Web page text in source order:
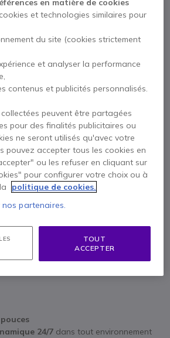
€
support de sol FL50-550BL1
€
(258,96 €) Afficher plus
24/7 dans tout environnement
en matière de cookies
et technologies similaires pour
du site (cookies strictement
et analyser la performance
contenus et publicités personnalisés.
peuvent être partagées
pour des finalités publicitaires ou
ne seront utilisés qu'avec votre
pouvez accepter tous les cookies en
ou les refuser en cliquant sur
pour configurer votre choix ou à
politique de cookies.
partenaires.
TOUT
ACCEPTER